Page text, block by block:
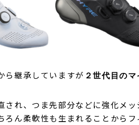
ら継承していますが ２世代目の
され、つま先部分などに強化メッ
ろん柔軟性も生まれることから